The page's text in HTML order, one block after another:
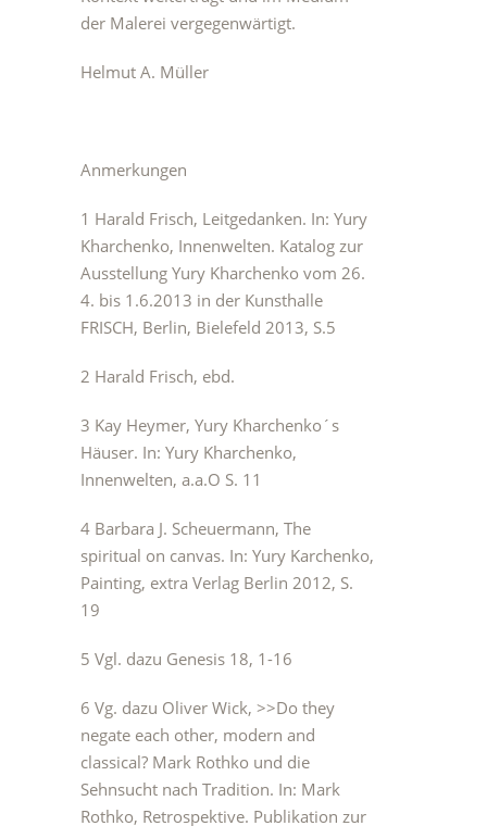
der Malerei vergegenwärtigt.
Helmut A. Müller
Anmerkungen
1 Harald Frisch, Leitgedanken. In: Yury
Kharchenko, Innenwelten. Katalog zur
Ausstellung Yury Kharchenko vom 26.
4. bis 1.6.2013 in der Kunsthalle
FRISCH, Berlin, Bielefeld 2013, S.5
2 Harald Frisch, ebd.
3 Kay Heymer, Yury Kharchenko´s
Häuser. In: Yury Kharchenko,
Innenwelten, a.a.O S. 11
4 Barbara J. Scheuermann, The
spiritual on canvas. In: Yury Karchenko,
Painting, extra Verlag Berlin 2012, S.
19
5 Vgl. dazu Genesis 18, 1-16
6 Vg. dazu Oliver Wick, >>Do they
negate each other, modern and
classical? Mark Rothko und die
Sehnsucht nach Tradition. In: Mark
Rothko, Retrospektive. Publikation zur